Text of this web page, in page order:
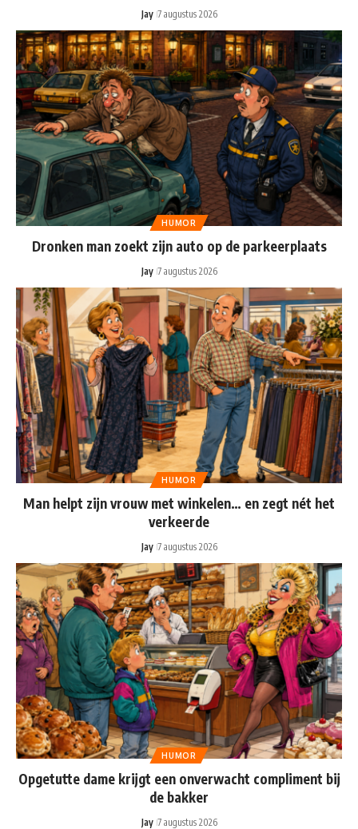
Jay 7 augustus 2026
HUMOR
Dronken man zoekt zijn auto op de parkeerplaats
Jay 7 augustus 2026
HUMOR
Man helpt zijn vrouw met winkelen… en zegt nét het
verkeerde
Jay 7 augustus 2026
HUMOR
Opgetutte dame krijgt een onverwacht compliment bij
de bakker
Jay 7 augustus 2026